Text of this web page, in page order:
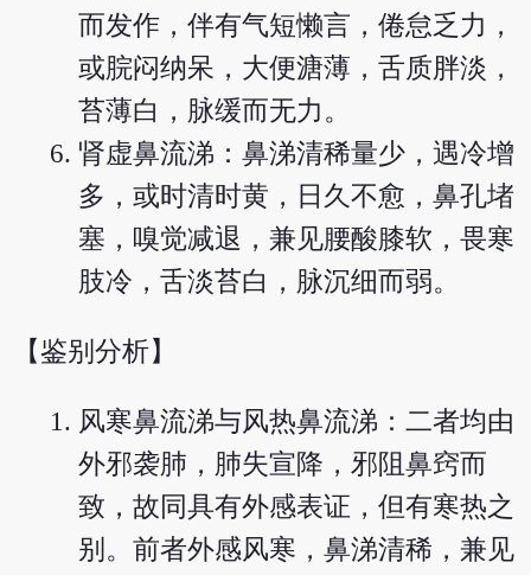
而发作，伴有气短懒言，倦怠乏力，
或脘闷纳呆，大便溏薄，舌质胖淡，
苔薄白，脉缓而无力。
肾虚鼻流涕：鼻涕清稀量少，遇冷增
多，或时清时黄，日久不愈，鼻孔堵
塞，嗅觉减退，兼见腰酸膝软，畏寒
肢冷，舌淡苔白，脉沉细而弱。
【鉴别分析】
风寒鼻流涕与风热鼻流涕：二者均由
外邪袭肺，肺失宣降，邪阻鼻窍而
致，故同具有外感表证，但有寒热之
别。前者外感风寒，鼻涕清稀，兼见